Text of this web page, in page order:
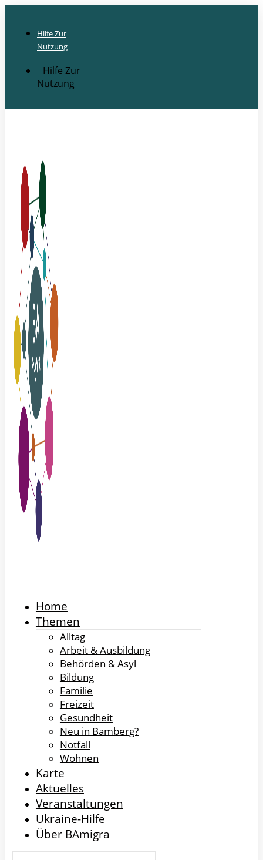
Hilfe Zur
Nutzung
Hilfe Zur
Nutzung
Home
Themen
Alltag
Arbeit & Ausbildung
Behörden & Asyl
Bildung
Familie
Freizeit
Gesundheit
Neu in Bamberg?
Notfall
Wohnen
Karte
Aktuelles
Veranstaltungen
Ukraine-Hilfe
Über BAmigra